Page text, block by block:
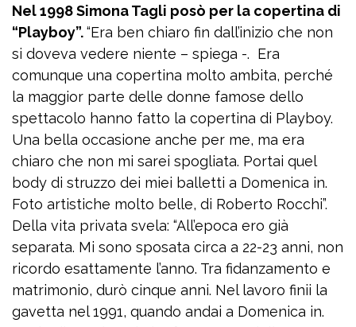
Nel 1998 Simona Tagli posò per la copertina di
“Playboy”.“Era ben chiaro fin dall’inizio che non
si doveva vedere niente – spiega -. Era
comunque una copertina molto ambita, perché
la maggior parte delle donne famose dello
spettacolo hanno fatto la copertina di Playboy.
Una bella occasione anche per me, ma era
chiaro che non mi sarei spogliata. Portai quel
body di struzzo dei miei balletti a Domenica in.
Foto artistiche molto belle, di Roberto Rocchi”.
Della vita privata svela: “All’epoca ero già
separata. Mi sono sposata circa a 22-23 anni, non
ricordo esattamente l’anno. Tra fidanzamento e
matrimonio, durò cinque anni. Nel lavoro finii la
gavetta nel 1991, quando andai a Domenica in.
oppure
Accedi tramite Facebook
Chiudi